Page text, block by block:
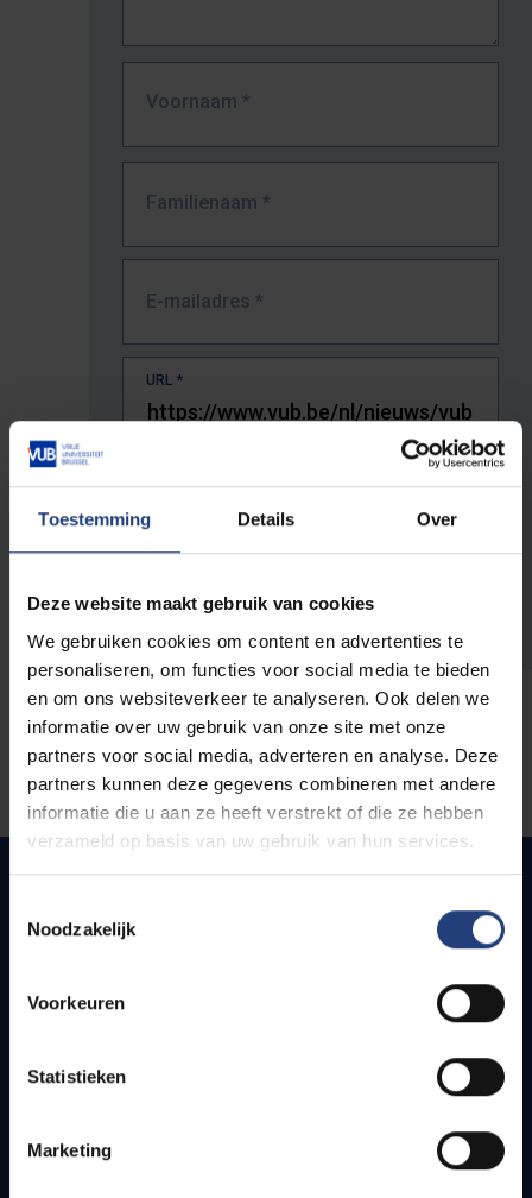
Toestemming Details Over
Deze website maakt gebruik van cookies
We gebruiken cookies om content en advertenties te
personaliseren, om functies voor social media te bieden
en om ons websiteverkeer te analyseren. Ook delen we
informatie over uw gebruik van onze site met onze
partners voor social media, adverteren en analyse. Deze
partners kunnen deze gegevens combineren met andere
informatie die u aan ze heeft verstrekt of die ze hebben
verzameld op basis van uw gebruik van hun services.
Noodzakelijk
Voorkeuren
Statistieken
Marketing
Voornaam *
Familienaam *
E-mailadres *
URL *
De volledige URL van de pagina waar je de fout zag.
Snel naar
Bereikbaarheid